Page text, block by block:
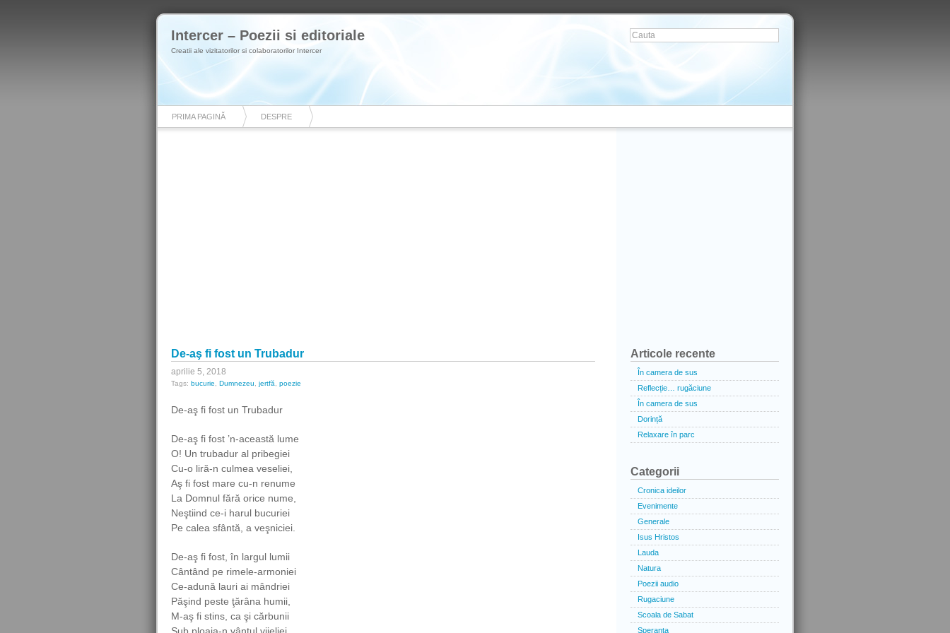
Intercer – Poezii si editoriale
Creatii ale vizitatorilor si colaboratorilor Intercer
PRIMA PAGINĂ DESPRE
De-aş fi fost un Trubadur
aprilie 5, 2018
Tags: bucurie Dumnezeu jertfă poezie
De-aş fi fost un Trubadur
De-aş fi fost ’n-această lume
O! Un trubadur al pribegiei
Cu-o liră-n culmea veseliei,
Aş fi fost mare cu-n renume
La Domnul fără orice nume,
Neştiind ce-i harul bucuriei
Pe calea sfântă, a veşniciei.
De-aş fi fost, în largul lumii
Cântând pe rimele-armoniei
Ce-adună lauri ai mândriei
Păşind peste ţărâna humii,
M-aş fi stins, ca şi cărbunii
Articole recente
În camera de sus
Reflecție… rugăciune
În camera de sus
Dorință
Relaxare în parc
Categorii
Cronica ideilor
Evenimente
Generale
Isus Hristos
Lauda
Natura
Poezii audio
Rugaciune
Scoala de Sabat
Speranta